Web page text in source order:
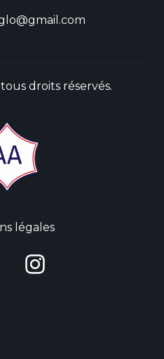
droits réservés.
légales